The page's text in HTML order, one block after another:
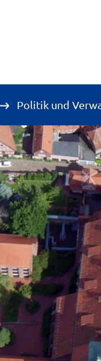
Politik und